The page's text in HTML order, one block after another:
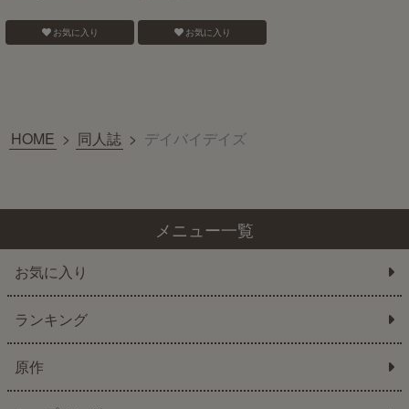
お気に入り お気に入り
HOME > 同人誌 > デイバイデイズ
メニュー一覧
お気に入り
ランキング
原作